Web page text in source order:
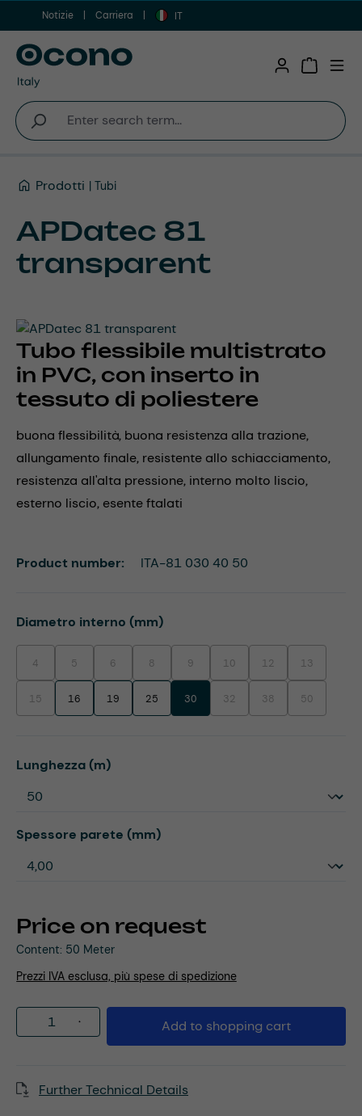
Vai al contenuto principale
Notizie Carriera IT
Prodotti Tubi
APDatec 81
transparent
Tubo flessibile multistrato
in PVC, con inserto in
tessuto di poliestere
buona flessibilità, buona resistenza alla trazione,
allungamento finale, resistente allo schiacciamento,
resistenza all'alta pressione, interno molto liscio,
esterno liscio, esente ftalati
Price on request
Content: 50 Meter
Prezzi IVA esclusa, più spese di spedizione
Select
Diametro interno (mm)
4(This option is currently unavailable.)
5(This option is currently unavailable.)
6(This option is currently unavailable.)
8(This option is currently unavailable.)
9(This option is currently unavailable.)
10(This option is currently
12(This option is
13(This option
15(This option is currently unavailable.)
16 19 25 30 32(This option is currently
38(This option is
50(This option
Select
Lunghezza (m)
Select
Spessore parete (mm)
Product Quantity: Enter the desired
Add to shopping cart
Product number: ITA-81 030 40 50
Further Technical Details